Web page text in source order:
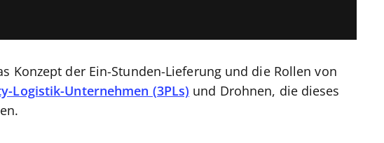
Konzept der Ein-Stunden-Lieferung und die Rollen von
Logistik-Unternehmen (3PLs) und Drohnen, die dieses